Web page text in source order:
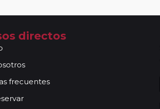
documentación entregada.
viajeros individuales en todos nuestros
Euros / 45 USD. No se aceptarán
combinados con crucero, paquetes
Asia y África. Tampoco se aceptan
el suplemento de habitación
cuando las fechas de incorporación /
directos
frecuentes